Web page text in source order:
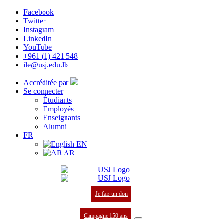
Facebook
Twitter
Instagram
LinkedIn
YouTube
+961 (1) 421 548
ile@usj.edu.lb
Accréditée par
Se connecter
Étudiants
Employés
Enseignants
Alumni
FR
EN
AR
Je fais un don
Campagne 150 ans